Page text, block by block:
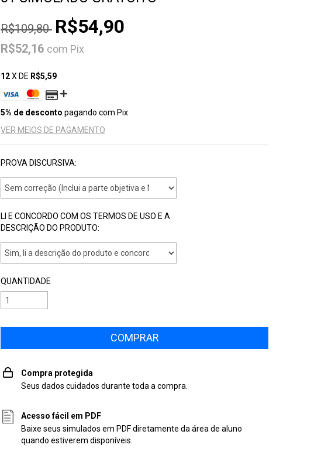
R$109,80 R$54,90
R$52,16 com Pix
12X DE R$5,59
5% de desconto pagando com Pix
VER MEIOS DE PAGAMENTO
PROVA DISCURSIVA:
LI E CONCORDO COM OS TERMOS DE USO E A
DESCRIÇÃO DO PRODUTO:
QUANTIDADE
Compra protegida
Seus dados cuidados durante toda a compra.
Acesso fácil em PDF
Baixe seus simulados em PDF diretamente da área de aluno
quando estiverem disponíveis.